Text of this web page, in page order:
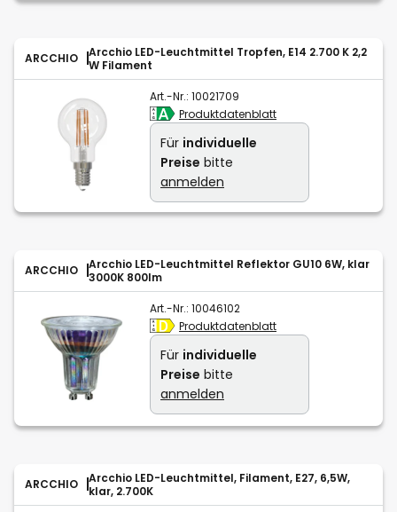
ARCCHIO
Arcchio LED-Leuchtmittel Tropfen, E14 2.700 K 2,2
W Filament
Art.-Nr.: 10021709
Produktdatenblatt
Für individuelle
Preise bitte
anmelden
ARCCHIO
Arcchio LED-Leuchtmittel Reflektor GU10 6W, klar
3000K 800lm
Art.-Nr.: 10046102
Produktdatenblatt
Für individuelle
Preise bitte
anmelden
ARCCHIO
Arcchio LED-Leuchtmittel, Filament, E27, 6,5W,
klar, 2.700K